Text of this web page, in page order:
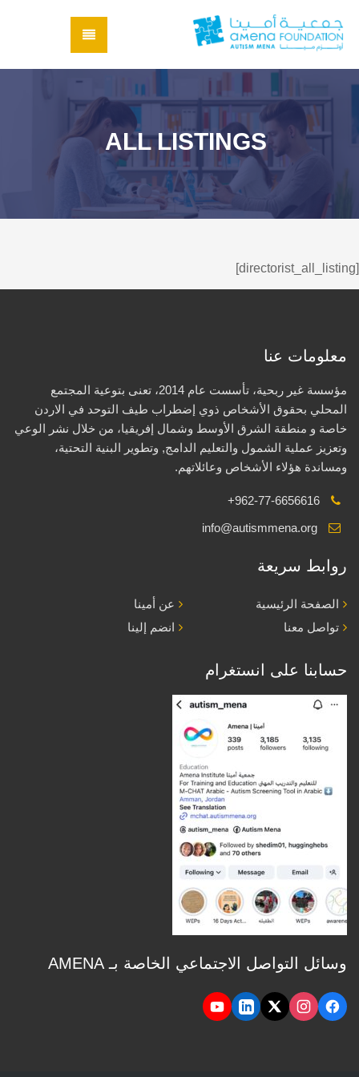
ALL LISTINGS
[directorist_all_listing]
معلومات عنا
مؤسسة غير ربحية، تأسست عام 2014، تعنى بتوعية المجتمع
المحلي بحقوق الأشخاص ذوي إضطراب طيف التوحد في الاردن
خاصة و منطقة الشرق الأوسط وشمال إفريقيا، من خلال نشر الوعي
وتعزيز عملية الشمول والتعليم الدامج, وتطوير البنية التحتية،
ومساندة هؤلاء الأشخاص وعائلاتهم.
+962-77-6656616
info@autismmena.org
روابط سريعة
الصفحة الرئيسية
عن أمينا
تواصل معنا
انضم إلينا
حسابنا على انستغرام
وسائل التواصل الاجتماعي الخاصة بـ AMENA